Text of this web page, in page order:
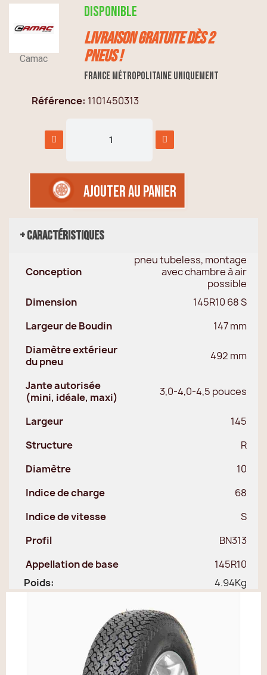
Camac
Disponible
Livraison GRATUITE dès 2
pneus !
France métropolitaine uniquement
Référence 1101450313
AJOUTER AU PANIER
+ Caractéristiques
Conception
pneu tubeless, montage
avec chambre à air
possible
Dimension
145R10 68 S
Largeur de Boudin
147 mm
Diamètre extérieur
du pneu
492 mm
Jante autorisée
(mini, idéale, maxi)
3,0-4,0-4,5 pouces
Largeur
145
Structure
R
Diamètre
10
Indice de charge
68
Indice de vitesse
S
Profil
BN313
Appellation de base
145R10
Poids:
4.94Kg